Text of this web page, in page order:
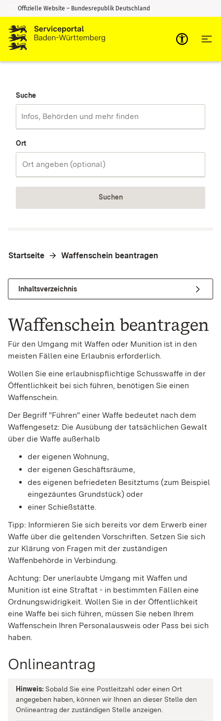
Zum Inhalt springen
Zur Suche springen
Offizielle Website – Bundesrepublik Deutschland
Suche
Ort
Suchen
Startseite Waffenschein beantragen
Inhaltsverzeichnis
Waffenschein beantragen
Für den Umgang mit Waffen oder Munition ist in den
meisten Fällen eine Erlaubnis erforderlich.
Wollen Sie eine erlaubnispflichtige Schusswaffe in der
Öffentlichkeit bei sich führen, benötigen Sie einen
Waffenschein.
Der Begriff "Führen" einer Waffe bedeutet nach dem
Waffengesetz: Die Ausübung der tatsächlichen Gewalt
über die Waffe außerhalb
der eigenen Wohnung,
der eigenen Geschäftsräume,
des eigenen befriedeten Besitztums (zum Beispiel
eingezäuntes Grundstück) oder
einer Schießstätte.
Tipp: Informieren Sie sich bereits vor dem Erwerb einer
Waffe über die geltenden Vorschriften. Setzen Sie sich
zur Klärung von Fragen mit der zuständigen
Waffenbehörde in Verbindung.
Achtung: Der unerlaubte Umgang mit Waffen und
Munition ist eine Straftat - in bestimmten Fällen eine
Ordnungswidrigkeit. Wollen Sie in der Öffentlichkeit
eine Waffe bei sich führen, müssen Sie neben Ihrem
Waffenschein Ihren Personalausweis oder Pass bei sich
haben.
Onlineantrag
Hinweis: Sobald Sie eine Postleitzahl oder einen Ort
angegeben haben, können wir Ihnen an dieser Stelle den
Onlineantrag der zuständigen Stelle anzeigen.